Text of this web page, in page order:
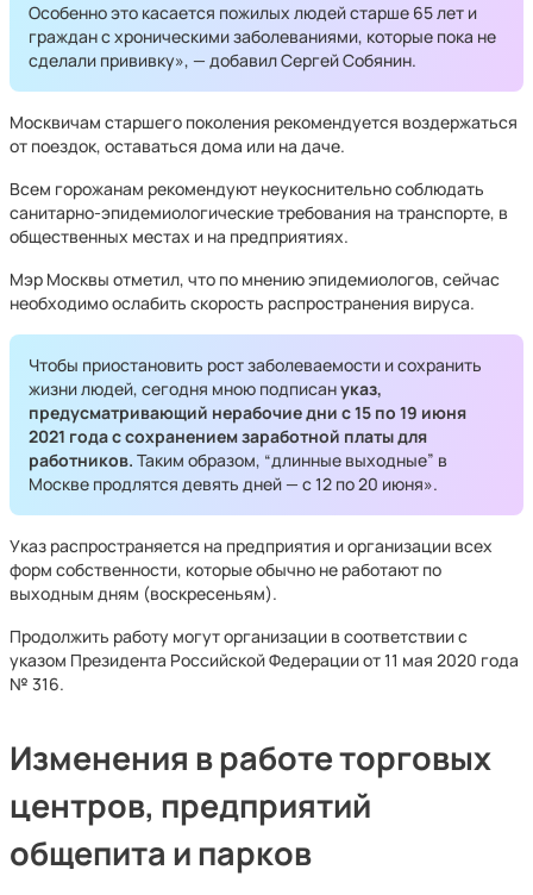
Особенно это касается пожилых людей старше 65 лет и
граждан с хроническими заболеваниями, которые пока не
сделали прививку», — добавил Сергей Собянин.
Москвичам старшего поколения рекомендуется воздержаться
от поездок, оставаться дома или на даче.
Всем горожанам рекомендуют неукоснительно соблюдать
санитарно-эпидемиологические требования на транспорте, в
общественных местах и на предприятиях.
Мэр Москвы отметил, что по мнению эпидемиологов, сейчас
необходимо ослабить скорость распространения вируса.
Чтобы приостановить рост заболеваемости и сохранить
жизни людей, сегодня мною подписануказ,
предусматривающий нерабочие дни с 15 по 19 июня
2021 года с сохранением заработной платы для
работников. Таким образом, “длинные выходные” в
Москве продлятся девять дней — с 12 по 20 июня».
Указ распространяется на предприятия и организации всех
форм собственности, которые обычно не работают по
выходным дням (воскресеньям).
Продолжить работу могут организации в соответствии с
указом Президента Российской Федерации от 11 мая 2020 года
№ 316.
Изменения в работе торговых
центров, предприятий
общепита и парков